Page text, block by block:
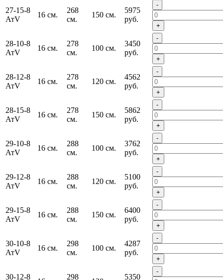
27-15-8
АтV
16 см.
268
см.
150 см.
5975
руб.
-
+
28-10-8
АтV
16 см.
278
см.
100 см.
3450
руб.
-
+
28-12-8
АтV
16 см.
278
см.
120 см.
4562
руб.
-
+
28-15-8
АтV
16 см.
278
см.
150 см.
5862
руб.
-
+
29-10-8
АтV
16 см.
288
см.
100 см.
3762
руб.
-
+
29-12-8
АтV
16 см.
288
см.
120 см.
5100
руб.
-
+
29-15-8
АтV
16 см.
288
см.
150 см.
6400
руб.
-
+
30-10-8
АтV
16 см.
298
см.
100 см.
4287
руб.
-
+
30-12-8 298 5350
-